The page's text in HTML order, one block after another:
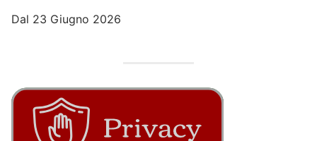
Dal 23 Giugno 2026